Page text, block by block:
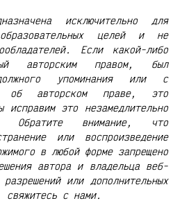
исключительно для
целей и не
Если какой-либо
авторским правом, был
упоминания или с
об авторском праве, это
исправим это незамедлительно
Обратите внимание, что
или воспроизведение
в любой форме запрещено
автора и владельца веб-
или дополнительных
свяжитесь с нами.